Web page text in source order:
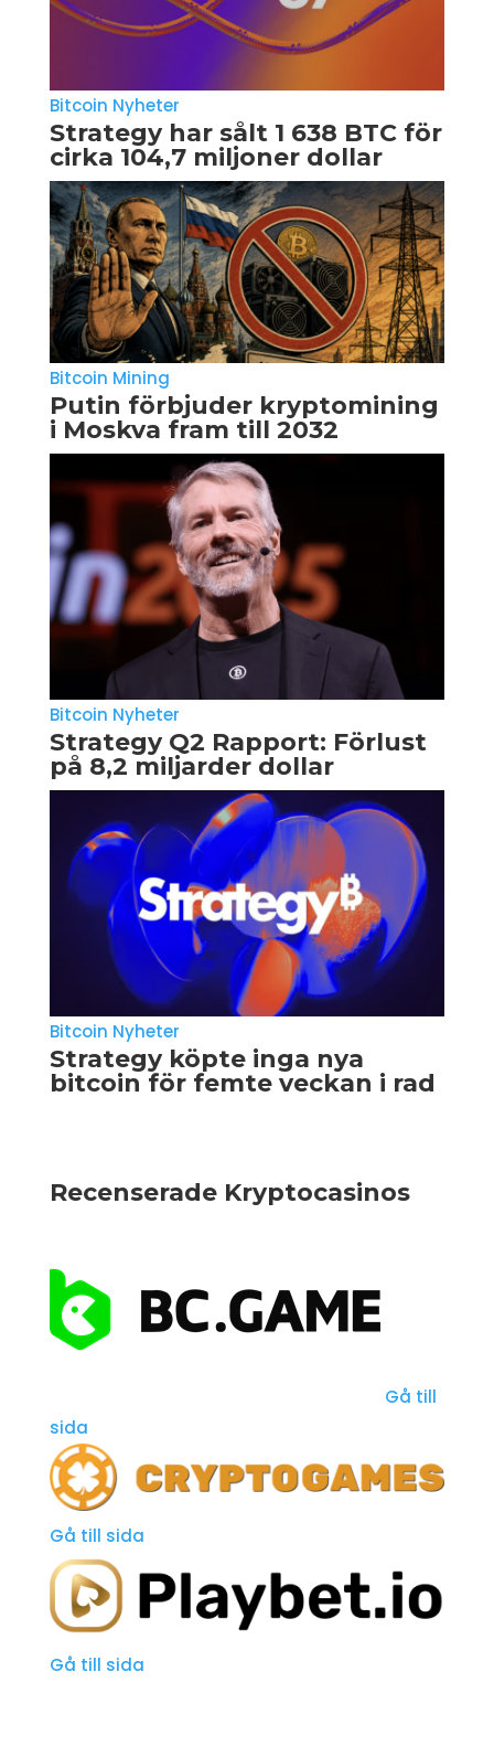
Bitcoin Nyheter
Strategy har sålt 1 638 BTC för
cirka 104,7 miljoner dollar
Bitcoin Mining
Putin förbjuder kryptomining
i Moskva fram till 2032
Bitcoin Nyheter
Strategy Q2 Rapport: Förlust
på 8,2 miljarder dollar
Bitcoin Nyheter
Strategy köpte inga nya
bitcoin för femte veckan i rad
Recenserade Kryptocasinos
Gå till
sida
Gå till sida
Gå till sida